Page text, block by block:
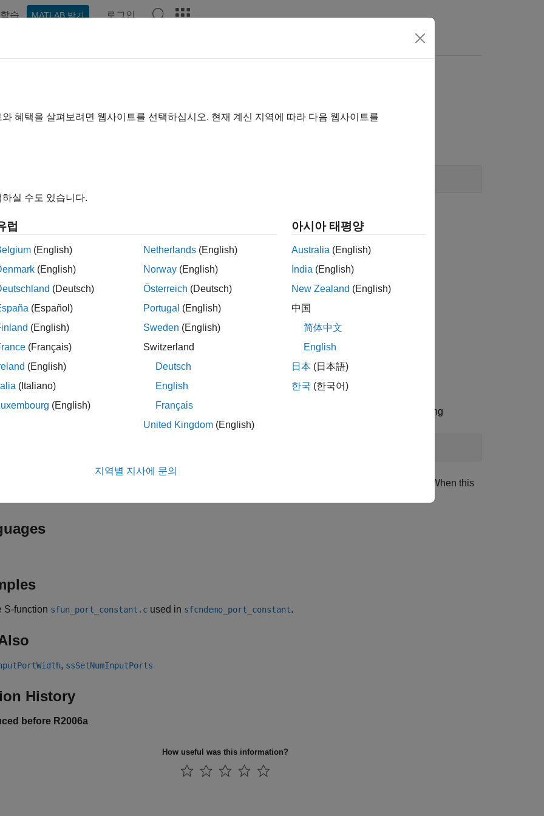
학습 MATLAB 받기 로그인
number of output ports that a block has
that represents an block.
value true
to set the number of output ports to a nonnegative integer. Invoke the function using
is negative or an error occurs while creating the ports. When this
S-function sfun_port_constant.c used in sfcndemo_port_constant.
, ssSetNumInputPorts
History
before R2006a
How useful was this information?
혜택을 살펴보려면 웹사이트를 선택하십시오. 현재 계신 지역에 따라 다음 웹사이트를
실 수도 있습니다.
럽
(English)
(English)
(Deutsch)
(Español)
(English)
(Français)
(English)
(Italiano)
(English)
Netherlands (English)
Norway (English)
Österreich (Deutsch)
Portugal (English)
Sweden (English)
Switzerland
Deutsch
English
Français
United Kingdom (English)
아시아 태평양
Australia (English)
India (English)
New Zealand (English)
中国
简体中文
English
日本 (日本語)
한국 (한국어)
지역별 지사에 문의